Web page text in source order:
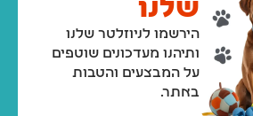
שלנו
הירשמו לניוזלטר שלנו
ותיהנו מעדכונים שוטפים
על המבצעים והטבות
באתר.